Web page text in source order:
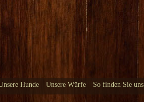
Hunde Unsere Würfe So finden Sie uns